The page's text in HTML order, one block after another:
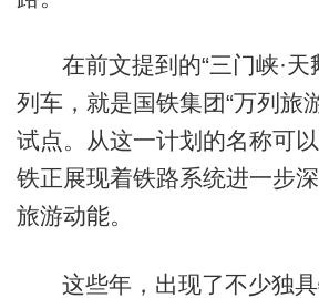
在前文提到的“三门峡·天
列车，就是国铁集团“万列旅
试点。从这一计划的名称可
铁正展现着铁路系统进一步
旅游动能。
这些年，出现了不少独